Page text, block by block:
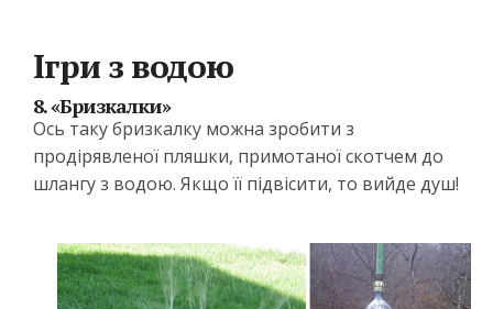
Ігри з водою
8. «Бризкалки»
Ось таку бризкалку можна зробити з
продірявленої пляшки, примотаної скотчем до
шлангу з водою. Якщо її підвісити, то вийде душ!